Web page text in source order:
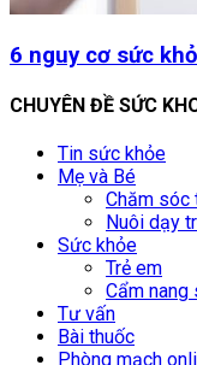
6 nguy cơ sức
CHUYÊN ĐỀ SỨC
Tin sức khỏe
Mẹ và Bé
Chăm sóc
Nuôi dạy
Sức khỏe
Trẻ em
Cẩm
Tư vấn
Bài thuốc
Phòng mạch